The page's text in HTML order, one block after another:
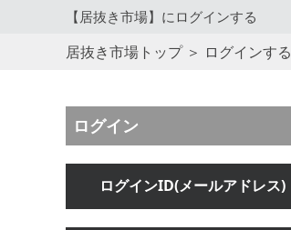
【居抜き市場】にログインする
居抜き市場トップ＞ ログインする
ログイン
ログインID(メールアドレス)